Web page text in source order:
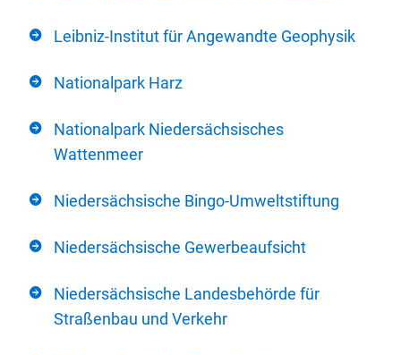
Leibniz-Institut für Angewandte Geophysik
Nationalpark Harz
Nationalpark Niedersächsisches
Wattenmeer
Niedersächsische Bingo-Umweltstiftung
Niedersächsische Gewerbeaufsicht
Niedersächsische Landesbehörde für
Straßenbau und Verkehr